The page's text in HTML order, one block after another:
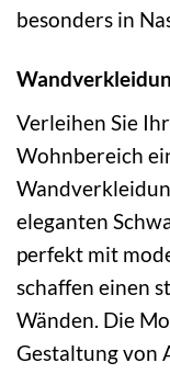
besonders in
Verleihen Sie
Wohnbereich
eleganten
perfekt mit
schaffen einen
Wänden. Die
Gestaltung von